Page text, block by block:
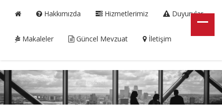
Hakkımızda Hizmetlerimiz Duyurular
Makaleler Güncel Mevzuat İletişim